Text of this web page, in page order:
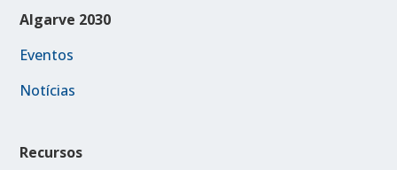
Algarve 2030
Eventos
Notícias
Recursos